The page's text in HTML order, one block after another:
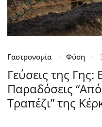
Γαστρονομία Φύση
Γεύσεις της Γης:
Παραδόσεις
Τραπέζι” της